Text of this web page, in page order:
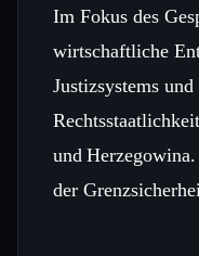
Im Fokus des
wirtschaftliche
Justizsystems
und
der